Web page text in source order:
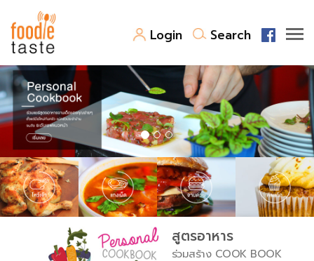
Login Search
สูตรอาหาร
สูตรอาหารล่าสุด
Top Foodie
พาไปชิม
สารพันก้นครัว
เคล็ดลับน่ารู้
เปรียบเทียบหน่วยการตวง
FoodPedia
สร้าง Cookbook
สูตรอาหาร
ร่วมสร้าง COOK BOOK